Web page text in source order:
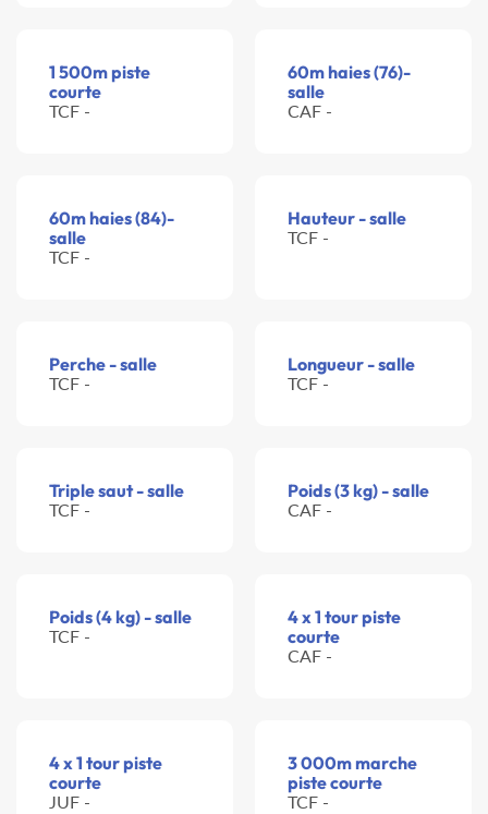
1 500m piste
courte
TCF -
60m haies (76)-
salle
CAF -
60m haies (84)-
salle
TCF -
Hauteur - salle
TCF -
Perche - salle
TCF -
Longueur - salle
TCF -
Triple saut - salle
TCF -
Poids (3 kg) - salle
CAF -
Poids (4 kg) - salle
TCF -
4 x 1 tour piste
courte
CAF -
4 x 1 tour piste
courte
JUF -
3 000m marche
piste courte
TCF -